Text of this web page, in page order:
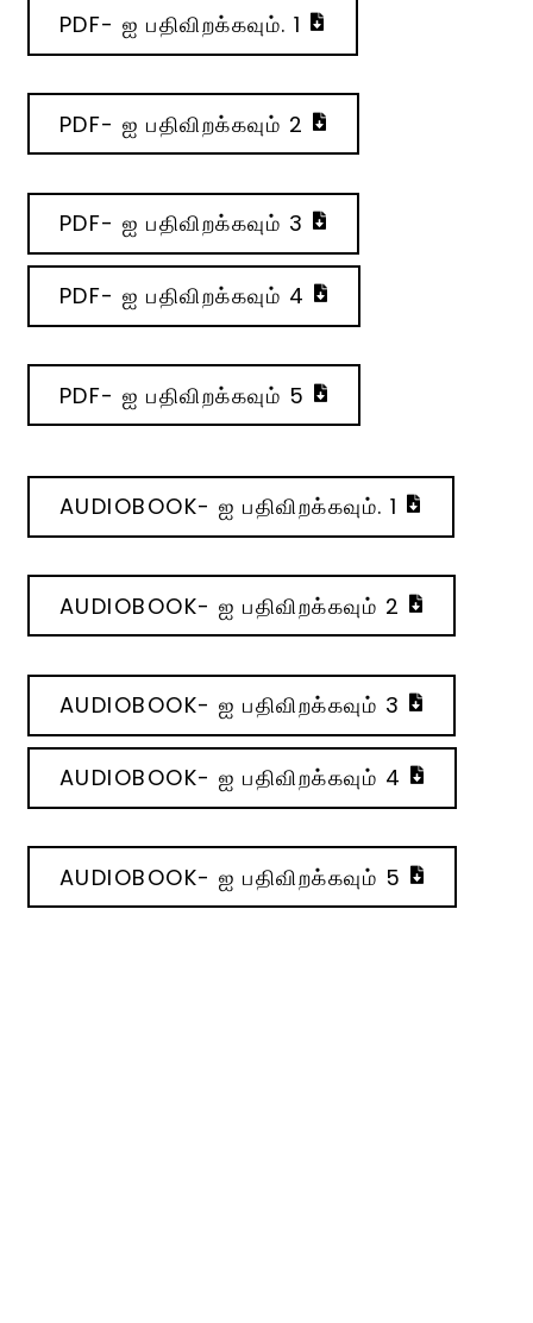
PDF- ஐ பதிவிறக்கவும். 1
PDF- ஐ பதிவிறக்கவும் 2
PDF- ஐ பதிவிறக்கவும் 3
PDF- ஐ பதிவிறக்கவும் 4
PDF- ஐ பதிவிறக்கவும் 5
AUDIOBOOK- ஐ பதிவிறக்கவும். 1
AUDIOBOOK- ஐ பதிவிறக்கவும் 2
AUDIOBOOK- ஐ பதிவிறக்கவும் 3
AUDIOBOOK- ஐ பதிவிறக்கவும் 4
AUDIOBOOK- ஐ பதிவிறக்கவும் 5